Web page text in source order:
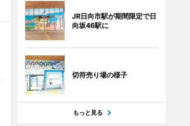
JR日向市駅が期間限定で日
向坂46駅に
切符売り場の様子
もっと見る